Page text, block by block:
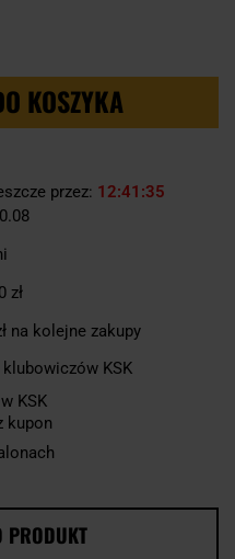
KOSZYKA
przez: 12 41 34
zł
na kolejne zakupy
KSK
KSK
kupon
PRODUKT